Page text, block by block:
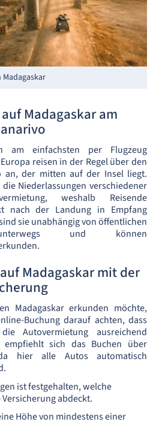
Madagaskar am
am einfachsten per Flugzeug
reisen in der Regel über den
an, der mitten auf der Insel liegt.
Niederlassungen verschiedener
weshalb Reisende
nach der Landung in Empfang
sie unabhängig von öffentlichen
und können
Madagaskar mit der
Madagaskar erkunden möchte,
Buchung darauf achten, dass
Autovermietung ausreichend
empfiehlt sich das Buchen über
da hier alle Autos automatisch
ist festgehalten, welche
abdeckt.
Höhe von mindestens einer